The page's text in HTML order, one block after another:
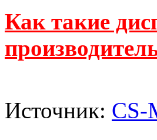
Как такие
Источник: CS-